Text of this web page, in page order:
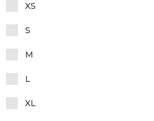
XS
S
M
L
XL